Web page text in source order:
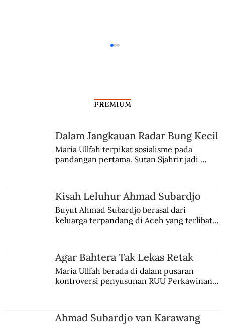
Polemik “Bersiap” dan Meremehkan
PREMIUM
Dalam Jangkauan Radar Bung Kecil
Maria Ullfah terpikat sosialisme pada
pandangan pertama. Sutan Sjahrir jadi
Kisah Leluhur Ahmad Subardjo
Buyut Ahmad Subardjo berasal dari
keluarga terpandang di Aceh yang terlibat
Agar Bahtera Tak Lekas Retak
Maria Ullfah berada di dalam pusaran
kontroversi penyusunan RUU Perkawinan.
Ahmad Subardjo van Karawang